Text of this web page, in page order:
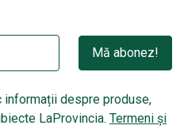
Mă abonez!
informații despre produse,
LaProvincia. Termeni și